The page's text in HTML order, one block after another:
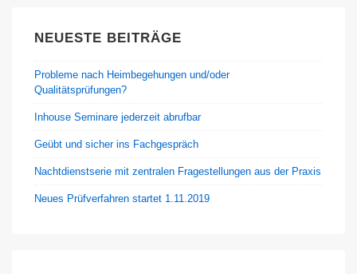
NEUESTE BEITRÄGE
Probleme nach Heimbegehungen und/oder
Qualitätsprüfungen?
Inhouse Seminare jederzeit abrufbar
Geübt und sicher ins Fachgespräch
Nachtdienstserie mit zentralen Fragestellungen aus der Praxis
Neues Prüfverfahren startet 1.11.2019